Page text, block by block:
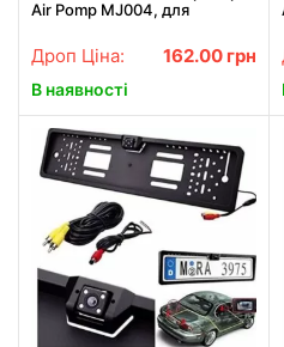
Air Pomp MJ004, для
автонасос
Дроп Ціна: 162.00 грн
В наявності